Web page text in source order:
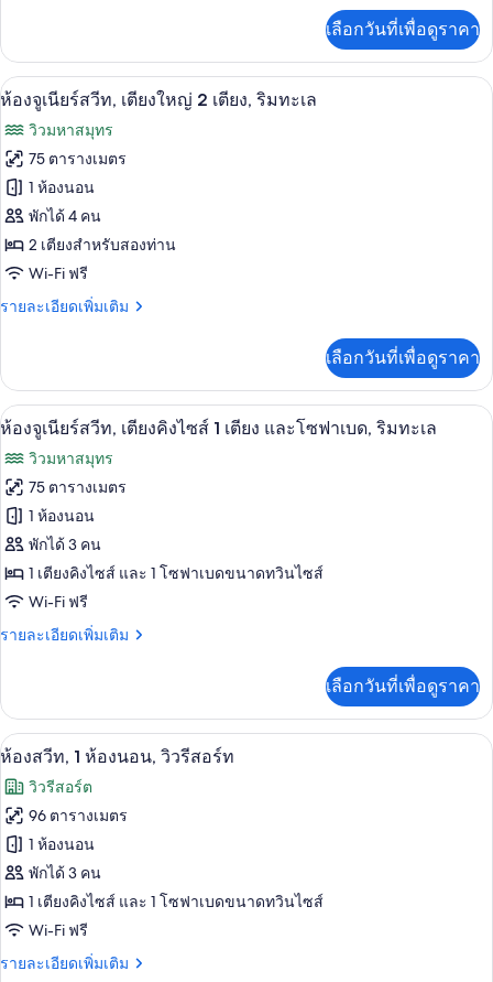
ห้อง
นอน,
ริม
ทะเล
เกี่ยว
กับ
ห้อง
รนด์
สวี
ท,
ห้อง
นอน,
ริม
ทะเล
เลือกวันที่เพื่อดูราคา
เปิด
ภาพถ่าย
ทั้งหมด
ของ
ห้อง
จู
เนียร์
สวีท,
ใหญ่
2
เตียง,
ริม
ทะเล
เครื่องนอนระดับพรีเมียม, มินิบาร์, ตู้นิ
6
ห้องจูเนียร์สวีท, เตียงใหญ่ 2 เตียง, ริมทะเล
วิวมหาสมุทร
75 ตารางเมตร
1 ห้องนอน
พักได้ 4 คน
2 เตียงสำหรับสองท่าน
Wi-Fi ฟรี
รายละเอียดเพิ่มเติม
ราย
เกี่ยว
กับ
ห้อง
เนียร์
สวี
ท,
เตียง
ใหญ่
2
เตียง,
ริม
เลือกวันที่เพื่อดูราคา
เปิด
ภาพถ่าย
ทั้งหมด
ของ
ห้อง
จู
เนียร์
สวีท,
คิง
ไซส์
1
เตียง
และ
โซฟา
เบด,
ริม
ทะเล
เครื่องนอนระดับพรีเมียม, มินิบาร์, ตู้นิ
6
ห้องจูเนียร์สวีท, เตียงคิงไซส์ 1 เตียง และโซฟาเบด, ริมทะเล
วิวมหาสมุทร
75 ตารางเมตร
1 ห้องนอน
พักได้ 3 คน
1 เตียงคิงไซส์ และ 1 โซฟาเบดขนาดทวินไซส์
Wi-Fi ฟรี
รายละเอียดเพิ่มเติม
ราย
เกี่ยว
กับ
ห้อง
เนียร์
สวี
ท,
เตียง
คิง
ไซส์
เตียง
โซฟา
เลือกวันที่เพื่อดูราคา
เปิด
ภาพถ่าย
ทั้งหมด
ของ
ห้อง
สวีท,
1
ห้อง
อ่างอาบน้ำแบบแช่ตัว, เรนชาวเวอร์,
9
ห้องสวีท, 1 ห้องนอน, วิวรีสอร์ท
วิวรีสอร์ต
96 ตารางเมตร
1 ห้องนอน
พักได้ 3 คน
1 เตียงคิงไซส์ และ 1 โซฟาเบดขนาดทวินไซส์
Wi-Fi ฟรี
รายละเอียดเพิ่มเติม
ราย